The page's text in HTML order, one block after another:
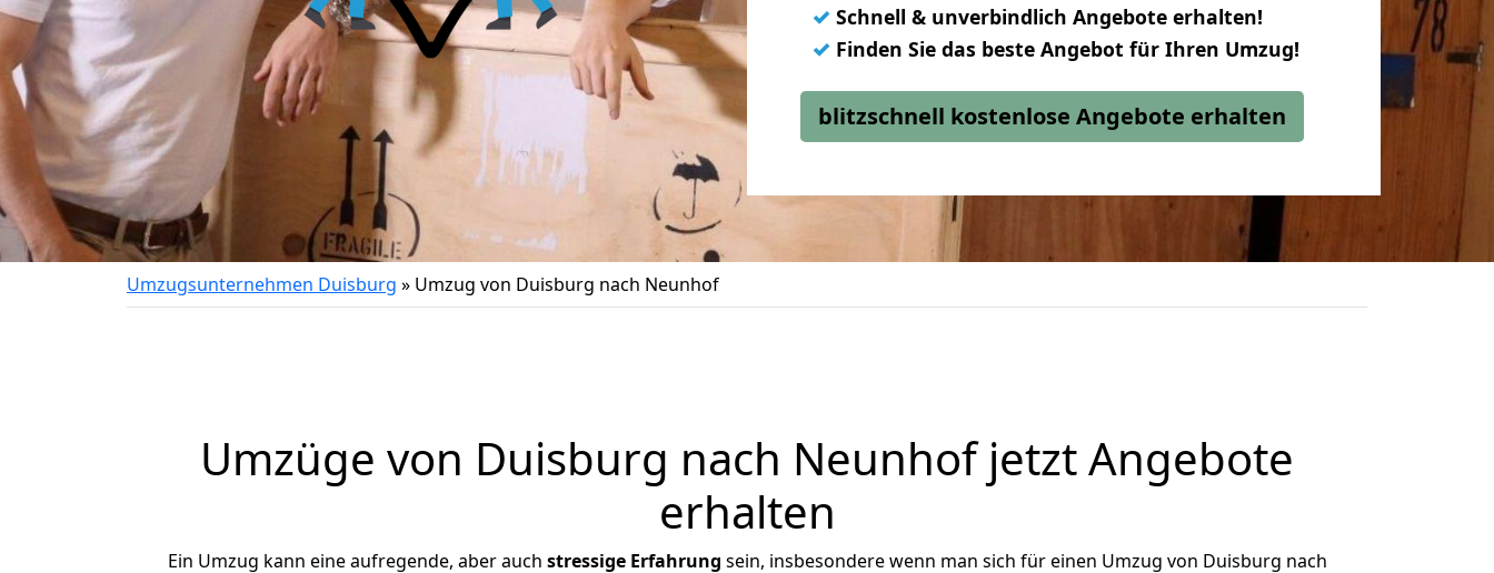
✓ Schnell & unverbindlich Angebote erhalten!
✓ Finden Sie das beste Angebot für Ihren Umzug!
blitzschnell kostenlose Angebote erhalten
Umzugsunternehmen Duisburg » Umzug von Duisburg nach Neunhof
Umzüge von Duisburg nach Neunhof jetzt Angebote
erhalten
Ein Umzug kann eine aufregende, aber auch stressige Erfahrung sein, insbesondere wenn man sich für einen Umzug von Duisburg nach